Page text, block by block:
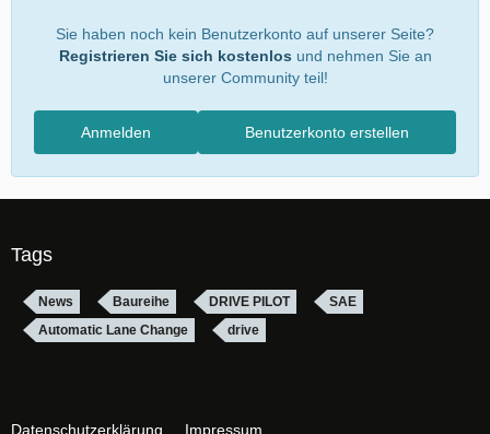
Sie haben noch kein Benutzerkonto auf unserer Seite?
Registrieren Sie sich kostenlos und nehmen Sie an
unserer Community teil!
Benutzerkonto erstellen
Anmelden
Tags
News Baureihe DRIVE PILOT
SAE
Automatic Lane Change
drive
Datenschutzerklärung Impressum